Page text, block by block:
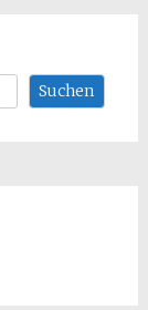
Suchen